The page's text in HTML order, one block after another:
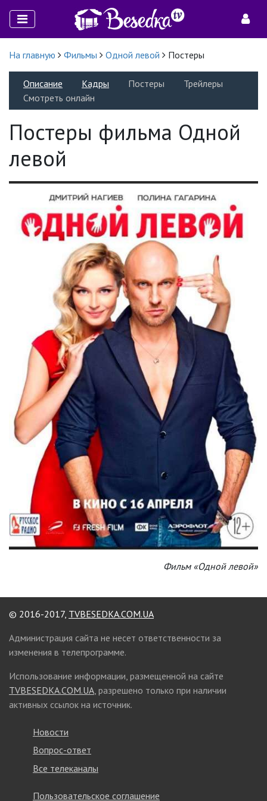
На главную Фильмы Одной левой Постеры
Описание Кадры Постеры
Трейлеры
Смотреть онлайн
Постеры фильма Одной
левой
Фильм «Одной левой»
© 2016-2017, TVBESEDKA.COM.UA
Администрация сайта не несет ответственности за
изменения в телепрограмме.
Использование информации, размещенной на сайте
TVBESEDKA.COM.UA , разрешено только при наличии
активных ссылок на источник.
Новости
Вопрос-ответ
Все телеканалы
Пользовательское соглашение